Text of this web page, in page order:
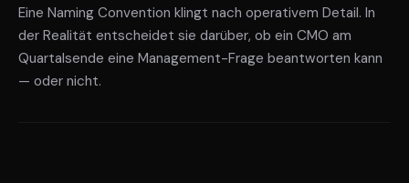
Eine Naming Convention klingt nach operativem Detail. In
der Realität entscheidet sie darüber, ob ein CMO am
Quartalsende eine Management-Frage beantworten kann
— oder nicht.